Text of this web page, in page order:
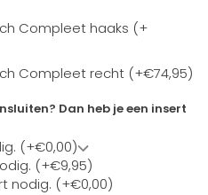
Compleet haaks (+
Compleet recht (+€74,95)
Dan heb je een insert
(+€0,00)
(+€9,95)
nodig. (+€0,00)